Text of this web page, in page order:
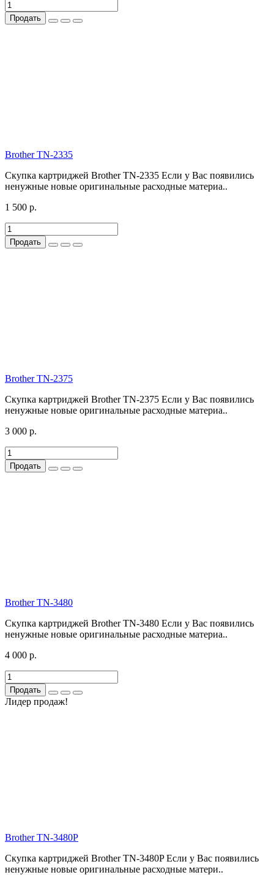
Продать
Brother TN-2335
Скупка картриджей Brother TN-2335 Если у Вас появились
ненужные новые оригинальные расходные материа..
1 500 р.
Продать
Brother TN-2375
Скупка картриджей Brother TN-2375 Если у Вас появились
ненужные новые оригинальные расходные материа..
3 000 р.
Продать
Brother TN-3480
Скупка картриджей Brother TN-3480 Если у Вас появились
ненужные новые оригинальные расходные материа..
4 000 р.
Продать
Лидер продаж!
Brother TN-3480P
Скупка картриджей Brother TN-3480P Если у Вас появились
ненужные новые оригинальные расходные матери..